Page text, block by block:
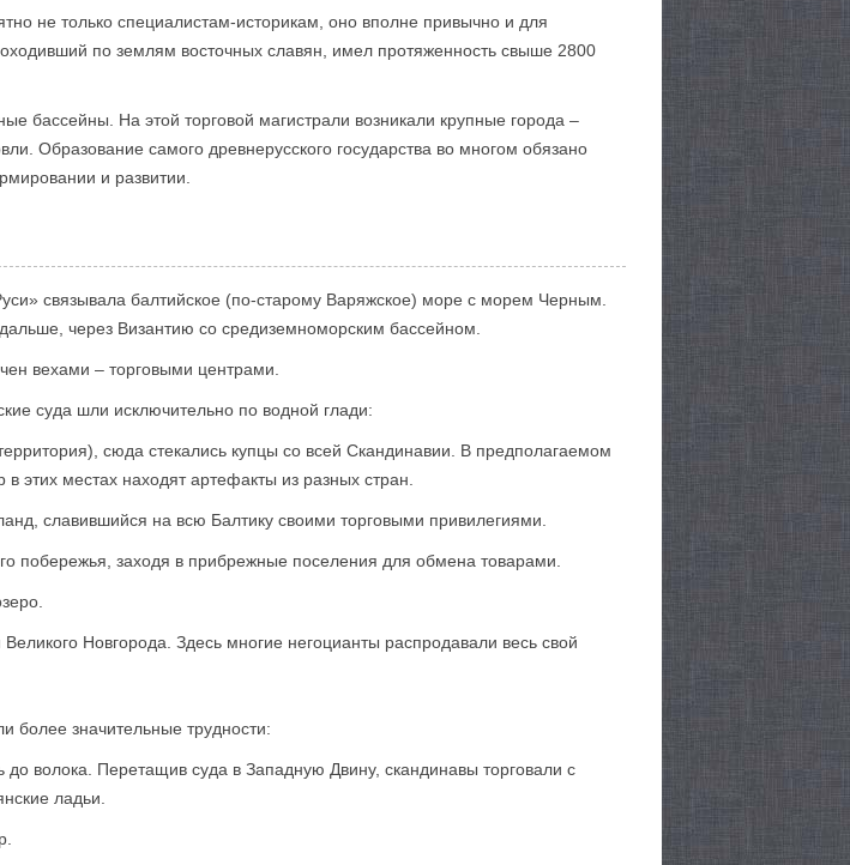
не только специалистам-историкам, оно вполне привычно и для
по землям восточных славян, имел протяженность свыше 2800
бассейны. На этой торговой магистрали возникали крупные города –
Образование самого древнерусского государства во многом обязано
и развитии.
связывала балтийское (по-старому Варяжское) море с морем Черным.
через Византию со средиземноморским бассейном.
вехами – торговыми центрами.
суда шли исключительно по водной глади:
сюда стекались купцы со всей Скандинавии. В предполагаемом
местах находят артефакты из разных стран.
славившийся на всю Балтику своими торговыми привилегиями.
побережья, заходя в прибрежные поселения для обмена товарами.
Новгорода. Здесь многие негоцианты распродавали весь свой
более значительные трудности:
волока. Перетащив суда в Западную Двину, скандинавы торговали с
ладьи.